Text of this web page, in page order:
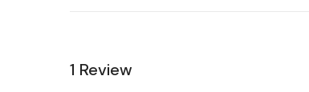
1 Review